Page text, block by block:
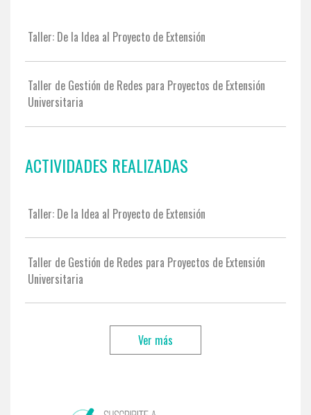
Taller: De la Idea al Proyecto de Extensión
Taller de Gestión de Redes para Proyectos de Extensión
Universitaria
ACTIVIDADES REALIZADAS
Taller: De la Idea al Proyecto de Extensión
Taller de Gestión de Redes para Proyectos de Extensión
Universitaria
Ver más